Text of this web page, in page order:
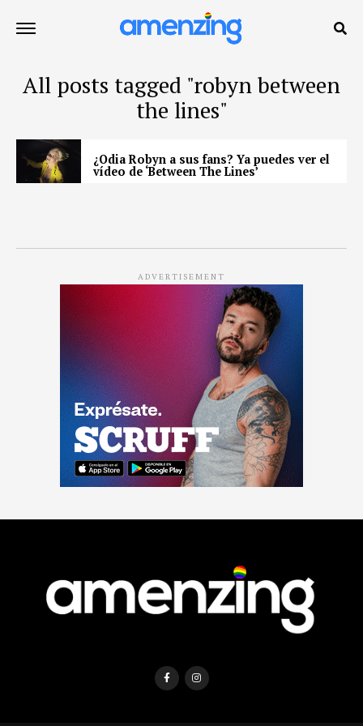
All posts tagged "robyn between
the lines"
¿Odia Robyn a sus fans? Ya puedes ver el
vídeo de ‘Between The Lines’
ADVERTISEMENT